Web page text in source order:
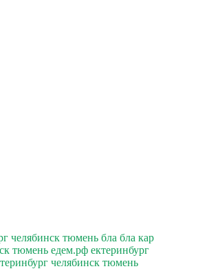
челябинск тюмень бла бла кар
тюмень едем.рф ектеринбург
челябинск тюмень